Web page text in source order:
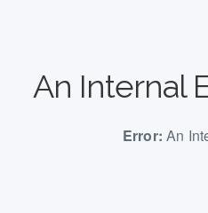
An Internal
Error:An